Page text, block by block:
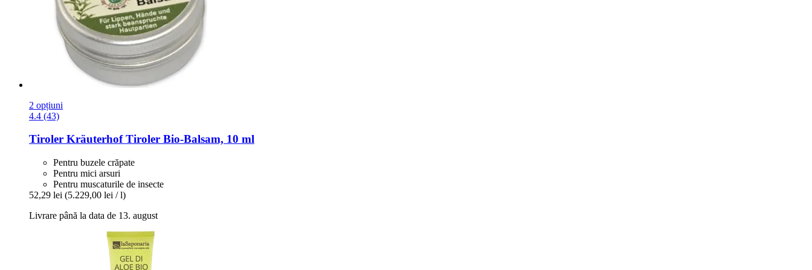
2 opțiuni
4.4 (43)
Tiroler KräuterhofTiroler Bio-​Balsam, 10 ml
Pentru buzele crăpate
Pentru mici arsuri
Pentru muscaturile de insecte
52,29 lei (5.229,00 lei / l)
Livrare până la data de 13. august